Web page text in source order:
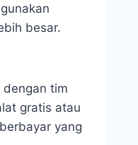
besar.
dengan tim
gratis atau
yang